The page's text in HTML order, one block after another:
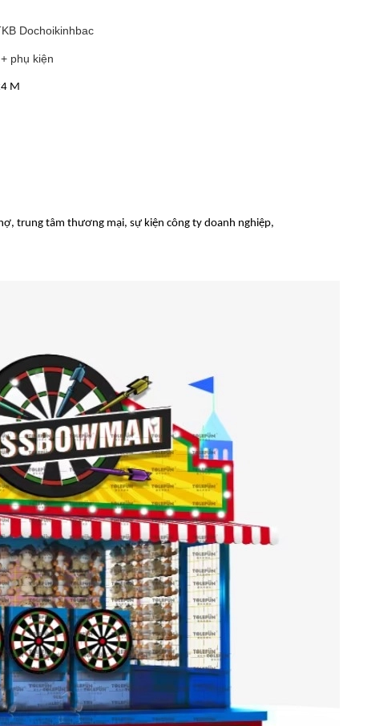
Dochoikinhbac
phụ kiện
M
trung tâm thương mại, sự kiện công ty doanh nghiệp,